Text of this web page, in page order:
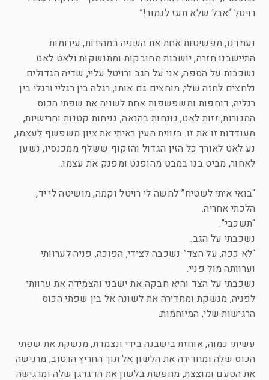
רויטל “אבל שלא תעז לגמור!”
נעמדנו, מפשיטות אחת את השניה במהירות, עירומות
התיישבנו חזרה, יושבות מחובקות ומתנשקות ולאט לאט
נשכבות על הספה, אני על הגב ורויטל עליי, שדיה הגדולים
נלחצים לחזה שלי, מוחצים גם אותו, רגלה בין רגליי ורגלי בין
רגליה, דוחפות ומשפשפות אחת לשניה את שפתי הכוס
המגורות, זזות לאט, גונחות בהנאה, גניחות קטנות וחרישיות,
מעודדות זו את זו. בזווית העין ראיתי את ציון משפשף לעצמו,
נע לאט לאורך כל הזין הגדול והזקוף ששלף ממכנסיו, נשען
לאחור, מביט בנו במבט מהופנט ומפנק את עצמו.
“בואי איתי לשטיח” לחשה לי רויטל וקמה, מושיטה לי יד,
הלכתי אחריה.
“תשכבי”.
נשכבתי על הגב.
“לא ככה, על הצד” נשכבה לצידי, הפוכה, פניה לערוותי
וערוותה מול פניי.
נשכבתי על הצד והיא חבקה את ישבני והצמידה את ערוותי
לפניה, מנשקת ומחדירה את לשונה אל בין שפתי הכוס
הרגישות שלי, המיוחמות.
עשיתי כמוה, אוחזת בישבנה בידי ונצמדת, מנשקת את שפתי
הכוס שלה ומחדירה את הלשון אל תוך החריץ הרטוב, מרגישה
את הטעם ומוצצת, מחפשת בלשון את הדגדגן שלה ומרגישה